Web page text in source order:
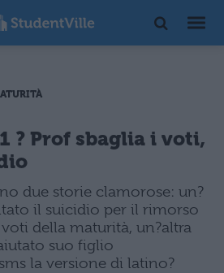
? Prof sbaglia i voti,
due storie clamorose: un?
il suicidio per il rimorso
della maturità, un?altra
suo figlio
la versione di latino?